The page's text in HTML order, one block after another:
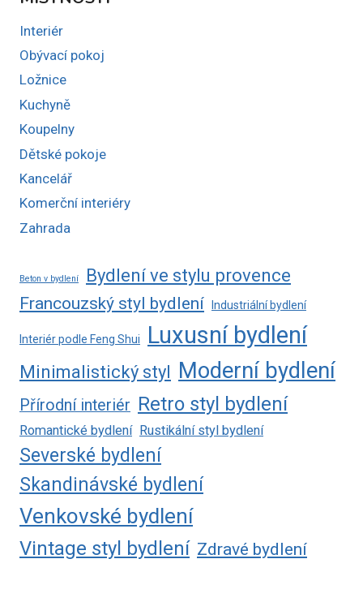
Interiér
Obývací pokoj
Ložnice
Kuchyně
Koupelny
Dětské pokoje
Kancelář
Komerční interiéry
Zahrada
Beton v bydlení
Bydlení ve stylu provence
Francouzský styl bydlení
Industriální bydlení
Interiér podle Feng Shui Luxusní bydlení
Minimalistický styl Moderní bydlení
Přírodní interiér Retro styl bydlení
Romantické bydlení Rustikální styl bydlení
Severské bydlení
Skandinávské bydlení
Venkovské bydlení
Vintage styl bydlení Zdravé bydlení